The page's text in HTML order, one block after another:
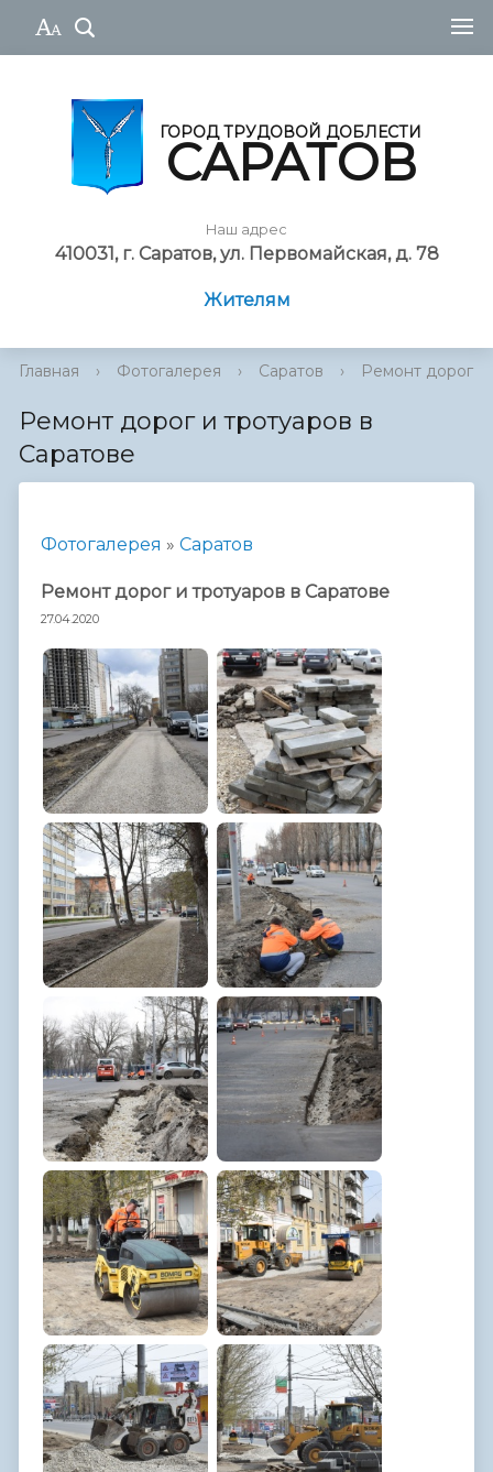
ГОРОД ТРУДОВОЙ ДОБЛЕСТИ
САРАТОВ
Наш адрес
410031, г. Саратов, ул. Первомайская, д. 78
Жителям
Главная › Фотогалерея › Саратов › Ремонт дорог и
Ремонт дорог и тротуаров в
Саратове
Фотогалерея » Саратов
Ремонт дорог и тротуаров в Саратове
27.04.2020